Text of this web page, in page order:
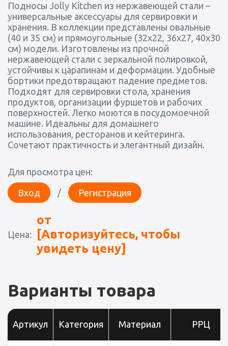
Подносы Jolly Kitchen из нержавеющей стали –
универсальные аксессуары для сервировки и
хранения. В коллекции представлены овальные
(40 и 35 см) и прямоугольные (32x22, 36x27, 40x30
см) модели. Изготовлены из прочной
нержавеющей стали с зеркальной полировкой,
устойчивы к царапинам и деформации. Удобные
бортики предотвращают падение предметов.
Подходят для сервировки стола, хранения
продуктов, организации фуршетов и рабочих
поверхностей. Легко моются в посудомоечной
машине. Идеальны для домашнего
использования, ресторанов и кейтеринга.
Сочетают практичность и элегантный дизайн.
Для просмотра цен:
Вход / Регистрация
Цена:
от
[Авторизуйтесь, чтобы
увидеть цену]
Варианты товара
Артикул Категория Материал РРЦ